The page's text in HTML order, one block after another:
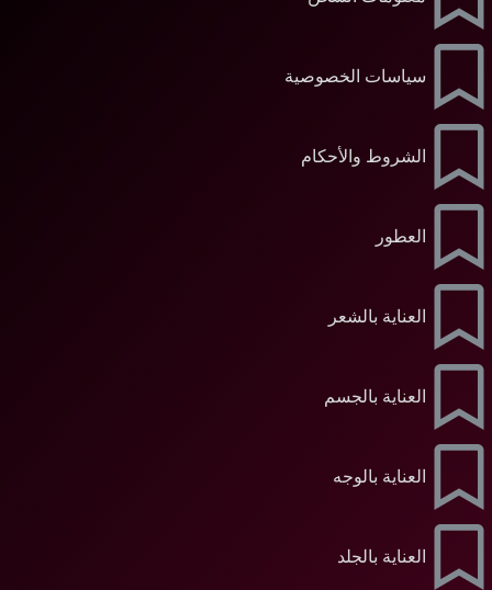
سياسات الخصوصية
الشروط والأحكام
العطور
العناية بالشعر
العناية بالجسم
العناية بالوجه
العناية بالجلد